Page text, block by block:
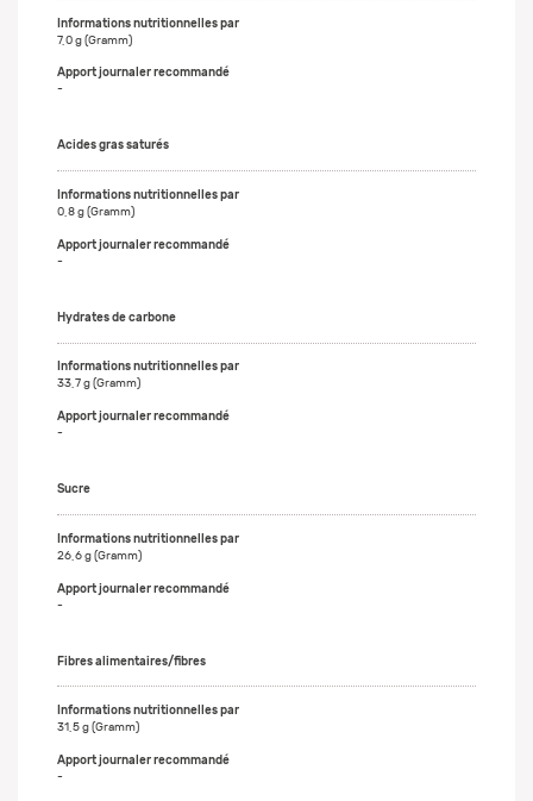
7,0 g (Gramm)
-
Acides gras saturés
0,8 g (Gramm)
-
Hydrates de carbone
33,7 g (Gramm)
-
Sucre
26,6 g (Gramm)
-
Fibres alimentaires/fibres
31,5 g (Gramm)
-